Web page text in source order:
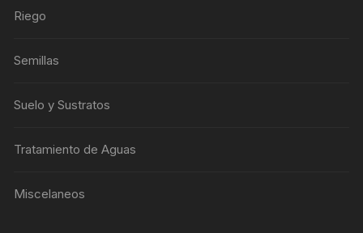
Riego
Semillas
Suelo y Sustratos
Tratamiento de Aguas
Miscelaneos